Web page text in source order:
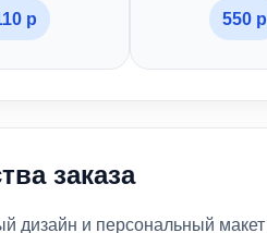
р 550 р
заказа
дизайн и персональный макет